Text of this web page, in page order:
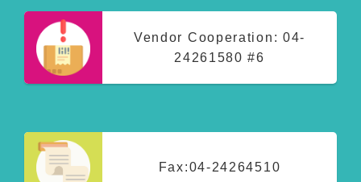
Vendor Cooperation: 04-
24261580 #6
Fax:04-24264510